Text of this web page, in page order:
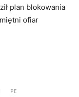
plan blokowania
ofiar
PE